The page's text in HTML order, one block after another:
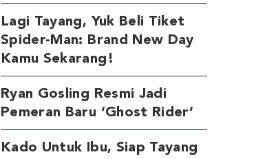
Lagi Tayang, Yuk Beli Tiket
Spider-Man: Brand New Day
Kamu Sekarang!
Ryan Gosling Resmi Jadi
Pemeran Baru ‘Ghost Rider’
Kado Untuk Ibu, Siap Tayang